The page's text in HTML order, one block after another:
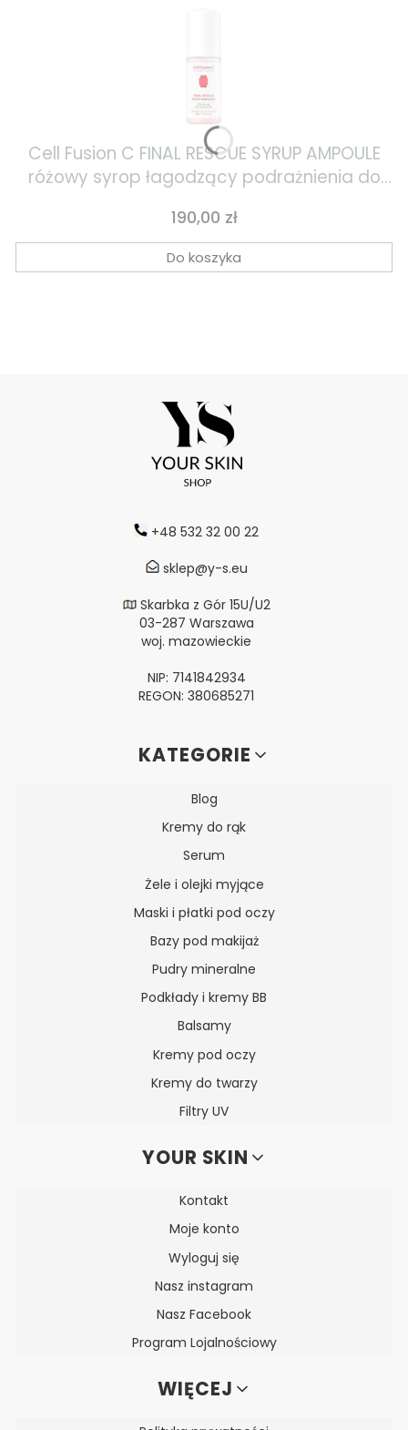
Cell Fusion C FINAL RESCUE SYRUP AMPOULE
różowy syrop łagodzący podrażnienia do
Cena
190,00 zł
Do koszyka
+48 532 32 00 22
sklep@y-s.eu
Skarbka z Gór 15U/U2
03-287 Warszawa
woj. mazowieckie
NIP: 7141842934
REGON: 380685271
Linki w stopceKATEGORIE
Blog
Kremy do rąk
Serum
Żele i olejki myjące
Maski i płatki pod oczy
Bazy pod makijaż
Pudry mineralne
Podkłady i kremy BB
Balsamy
Kremy pod oczy
Kremy do twarzy
Filtry UV
YOUR SKIN
Kontakt
Moje konto
Wyloguj się
Nasz instagram
Nasz Facebook
Program Lojalnościowy
WIĘCEJ